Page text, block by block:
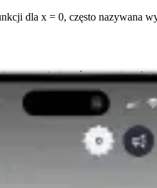
dla x = 0, często nazywana
i porównywanie
zrozumieć wiele